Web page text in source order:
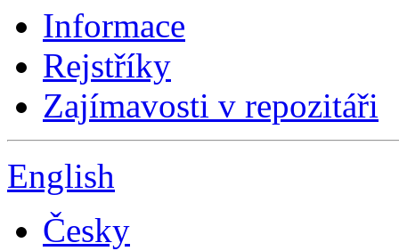
Informace
Rejstříky
Zajímavosti v repozitáři
English
Česky